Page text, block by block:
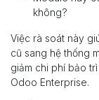
không?
Việc rà soát này
cũ sang hệ thống
giảm chi phí bảo
Odoo Enterprise.